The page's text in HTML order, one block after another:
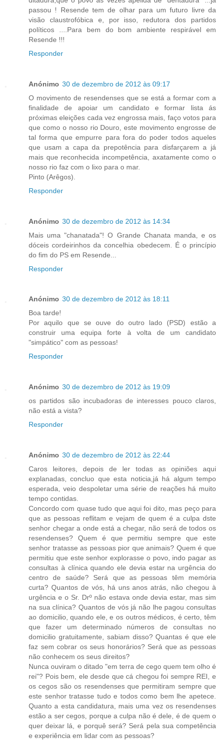
passou ! Resende tem de olhar para um futuro livre da
visão claustrofóbica e, por isso, redutora dos partidos
políticos ....Para bem do bom ambiente respirável em
Resende !!!
Responder
Anónimo 30 de dezembro de 2012 às 09:17
O movimento de resendenses que se está a formar com a
finalidade de apoiar um candidato e formar lista ás
próximas eleições cada vez engrossa mais, faço votos para
que como o nosso rio Douro, este movimento engrosse de
tal forma que empurre para fora do poder todos aqueles
que usam a capa da prepotência para disfarçarem a já
mais que reconhecida incompetência, axatamente como o
nosso rio faz com o lixo para o mar.
Pinto (Arêgos).
Responder
Anónimo 30 de dezembro de 2012 às 14:34
Mais uma "chanatada"! O Grande Chanata manda, e os
dóceis cordeirinhos da concelhia obedecem. É o princípio
do fim do PS em Resende...
Responder
Anónimo 30 de dezembro de 2012 às 18:11
Boa tarde!
Por aquilo que se ouve do outro lado (PSD) estão a
construir uma equipa forte à volta de um candidato
"simpático" com as pessoas!
Responder
Anónimo 30 de dezembro de 2012 às 19:09
os partidos são incubadoras de interesses pouco claros,
não está a vista?
Responder
Anónimo 30 de dezembro de 2012 às 22:44
Caros leitores, depois de ler todas as opiniões aqui
explanadas, concluo que esta noticia,já há algum tempo
esperada, veio despoletar uma série de reações há muito
tempo contidas.
Concordo com quase tudo que aqui foi dito, mas peço para
que as pessoas reflitam e vejam de quem é a culpa dste
senhor chegar a onde está a chegar, não será de todos os
resendenses? Quem é que permitiu sempre que este
senhor tratasse as pessoas pior que animais? Quem é que
permitiu que este senhor explorasse o povo, indo pagar as
consultas à clínica quando ele devia estar na urgência do
centro de saúde? Será que as pessoas têm memória
curta? Quantos de vós, há uns anos atrás, não chegou à
urgência e o Sr. Drº não estava onde devia estar, mas sim
na sua clínica? Quantos de vós já não lhe pagou consultas
ao domicilio, quando ele, e os outros médicos, é certo, têm
que fazer um determinado números de consultas no
domicilio gratuitamente, sabiam disso? Quantas é que ele
faz sem cobrar os seus honorários? Será que as pessoas
não conhecem os seus direitos?
Nunca ouviram o ditado "em terra de cego quem tem olho é
rei"? Pois bem, ele desde que cá chegou foi sempre REI, e
os cegos são os resendenses que permitiram sempre que
este senhor tratasse tudo e todos como bem lhe apetece.
Quanto a esta candidatura, mais uma vez os resendenses
estão a ser cegos, porque a culpa não é dele, é de quem o
quer deixar lá, e porquê será? Será pela sua competência
e experiência em lidar com as pessoas?